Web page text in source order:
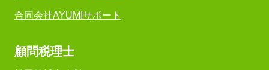
合同会社AYUMIサポート
顧問税理士